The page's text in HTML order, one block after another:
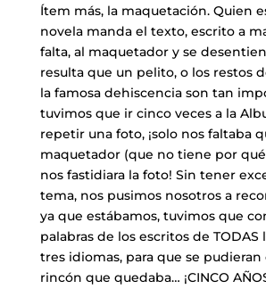
Ítem más, la maquetación. Quien
novela manda el texto, escrito a
falta, al maquetador y se
resulta que un pelito, o los restos
la famosa dehiscencia son tan
tuvimos que ir cinco veces a la
repetir una foto, ¡solo nos faltaba
maquetador (que no tiene por
nos fastidiara la foto! Sin tener
tema, nos pusimos nosotros a
ya que estábamos, tuvimos que
palabras de los escritos de TODAS
tres idiomas, para que se pudieran
rincón que quedaba… ¡CINCO